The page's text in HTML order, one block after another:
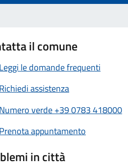
il comune
le domande frequenti
assistenza
verde +39 0783 418000
appuntamento
in città